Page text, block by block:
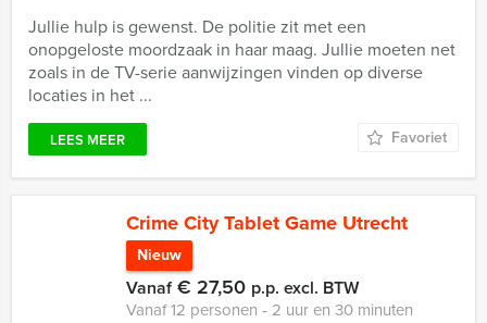
Jullie hulp is gewenst. De politie zit met een
onopgeloste moordzaak in haar maag. Jullie moeten net
zoals in de TV-serie aanwijzingen vinden op diverse
locaties in het ...
LEES MEER Favoriet
Crime City Tablet Game Utrecht
Nieuw
Vanaf€ 27,50 p.p. excl. BTW
Vanaf 12 personen ‐ 2 uur en 30 minuten